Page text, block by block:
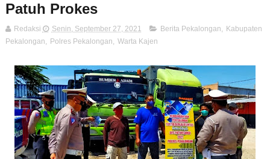
Patuh Prokes
Redaksi Senin, September 27, 2021 Berita Pekalongan, Kabupaten
Pekalongan, Polres Pekalongan, Warta Kajen